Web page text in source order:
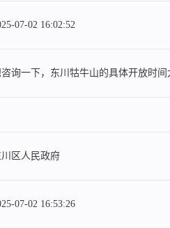
07-02 16:02:52
询一下，东川牯牛山的具体开放时间
川区人民政府
07-02 16:53:26